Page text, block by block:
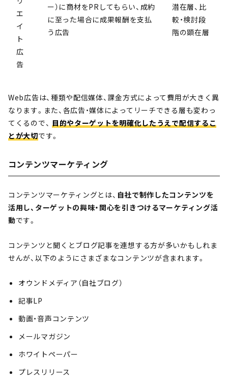
エ
イ
ト
広
告
ー）に商材をPRしてもらい、成約
に至った場合に成果報酬を支払
う広告
潜在層、比
較・検討段
階の顕在層
Web広告は、種類や配信媒体、課金方式によって費用が大きく異
なります。また、各広告・媒体によってリーチできる層も変わっ
てくるので、 目的やターゲットを明確化したうえで配信するこ
とが大切です。
コンテンツマーケティング
コンテンツマーケティングとは、 自社で制作したコンテンツを
活用し、ターゲットの興味・関心を引きつけるマーケティング活
動です。
コンテンツと聞くとブログ記事を連想する方が多いかもしれま
せんが、以下のようにさまざまなコンテンツが含まれます。
オウンドメディア（自社ブログ）
記事LP
動画・音声コンテンツ
メールマガジン
ホワイトペーパー
プレスリリース